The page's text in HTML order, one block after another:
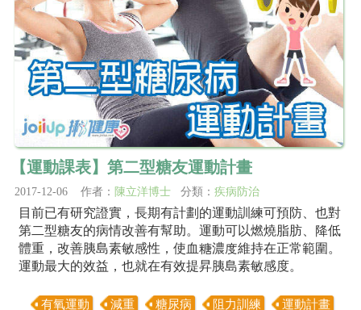
【運動課表】第二型糖友運動計畫
2017-12-06 作者： 陳立洋博士 分類： 疾病防治
目前已有研究證實，長期有計劃的運動訓練可預防、也對
第二型糖友的病情改善有幫助。運動可以燃燒脂肪、降低
體重，改善胰島素敏感性，使血糖濃度維持在正常範圍。
運動最大的效益，也就在有效提昇胰島素敏感度。
有氧運動 減重 糖尿病 阻力訓練 運動計畫